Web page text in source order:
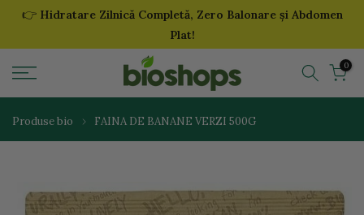
Sari
👉 Hidratare Zilnică Completă, Zero Balonare și Abdomen
Plat!
0
Produse bio FAINA DE BANANE VERZI 500G